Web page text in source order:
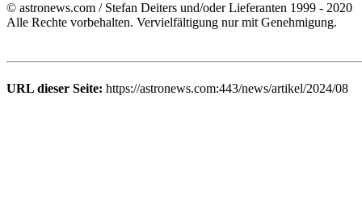
© astronews.com / Stefan Deiters und/oder Lieferanten 1999 - 2020
Alle Rechte vorbehalten. Vervielfältigung nur mit Genehmigung.
URL dieser Seite: https://astronews.com:443/news/artikel/2024/08